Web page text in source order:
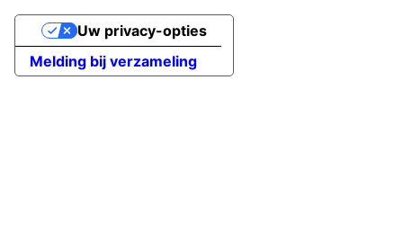
Melding bij verzameling
Uw privacy-opties